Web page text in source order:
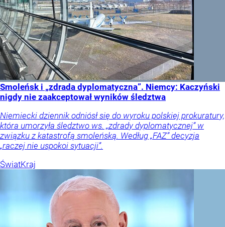
Smoleńsk i „zdrada dyplomatyczna”. Niemcy: Kaczyński
nigdy nie zaakceptował wyników śledztwa
Niemiecki dziennik odniósł się do wyroku polskiej prokuratury,
która umorzyła śledztwo ws. „zdrady dyplomatycznej” w
związku z katastrofą smoleńską. Według „FAZ” decyzja
„raczej nie uspokoi sytuacji”.
ŚwiatKraj